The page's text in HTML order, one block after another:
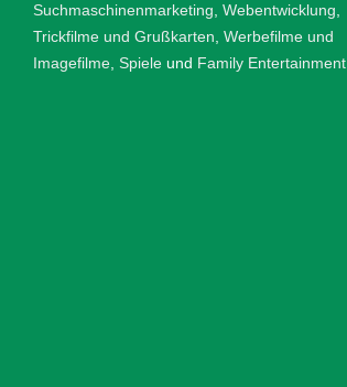
Suchmaschinenmarketing ,Webentwicklung
Trickfilme und Grußkarten ,Werbefilme und
Imagefilme ,Spiele und Family Entertainment